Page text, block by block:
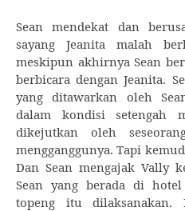
Sean mendekat dan
sayang Jeanita malah
meskipun akhirnya Sean
berbicara dengan Jeanita.
yang ditawarkan oleh
dalam kondisi setengah
dikejutkan oleh
mengganggunya. Tapi
Dan Sean mengajak Vally
Sean yang berada di
topeng itu dilaksanakan.